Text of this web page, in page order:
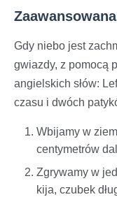
Gdy niebo jest
gwiazdy, z pomocą
angielskich słów:
czasu i dwóch
Wbijamy w
centymetrów
Zgrywamy w
kija, czubek